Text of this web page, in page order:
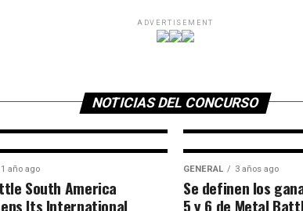
ADVERTISEMENT
NOTICIAS DEL CONCURSO
Battle,
1 año ago
South America
Its International
GENERAL 3 años ago
Se definen los
5 y 6 de Metal